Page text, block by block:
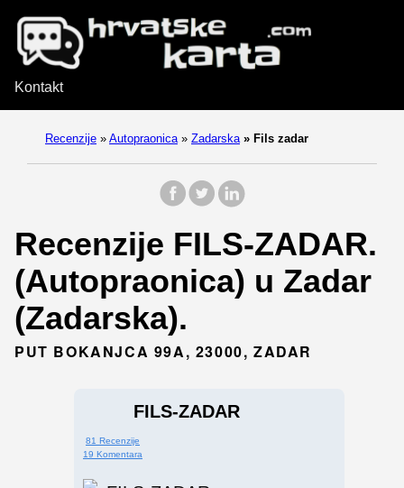
Kontakt
Recenzije » Autopraonica » Zadarska » Fils zadar
Recenzije FILS-ZADAR.
(Autopraonica) u Zadar
(Zadarska).
PUT BOKANJCA 99A, 23000, ZADAR
FILS-ZADAR
81 Recenzije
19 Komentara